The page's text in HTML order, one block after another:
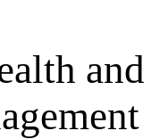
and